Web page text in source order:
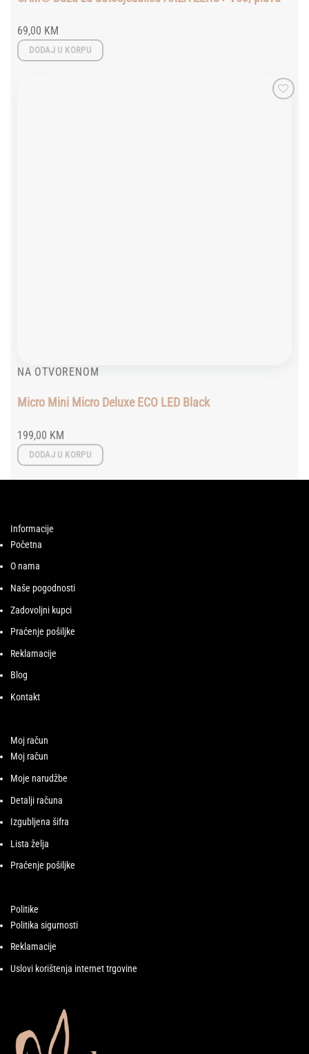
69,00 KM
DODAJ U KORPU
NA OTVORENOM
Micro Mini Micro Deluxe ECO LED Black
199,00 KM
DODAJ U KORPU
Informacije
Početna
O nama
Naše pogodnosti
Zadovoljni kupci
Praćenje pošiljke
Reklamacije
Blog
Kontakt
Moj račun
Moj račun
Moje narudžbe
Detalji računa
Izgubljena šifra
Lista želja
Praćenje pošiljke
Politike
Politika sigurnosti
Reklamacije
Uslovi korištenja internet trgovine